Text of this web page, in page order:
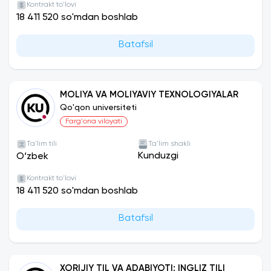
Kontrakt to'lovi
18 411 520 so'mdan boshlab
Batafsil
MOLIYA VA MOLIYAVIY TEXNOLOGIYALAR
Qo'qon universiteti
Farg'ona viloyati
Ta'lim tili
O‘zbek
Ta'lim shakli
Kunduzgi
Kontrakt to'lovi
18 411 520 so'mdan boshlab
Batafsil
XORIJIY TIL VA ADABIYOTI: INGLIZ TILI